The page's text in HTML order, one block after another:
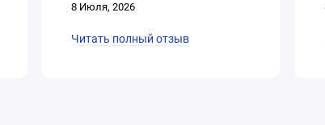
8 Июля, 2026
Читать полный отзыв